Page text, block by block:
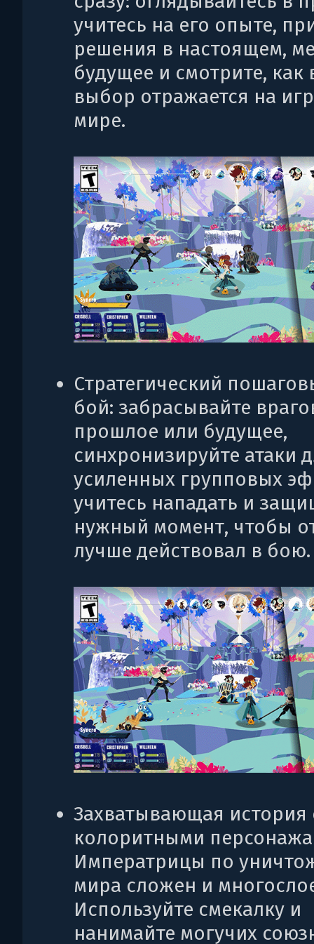
учитесь на его опыте,
решения в настоящем,
будущее и смотрите, как
выбор отражается на
мире.
Стратегический
бой: забрасывайте
прошлое или будущее,
синхронизируйте атаки
усиленных групповых
учитесь нападать и
нужный момент, чтобы
лучше действовал в бою.
Захватывающая история
колоритными
Императрицы по
мира сложен и
Используйте смекалку и
нанимайте могучих